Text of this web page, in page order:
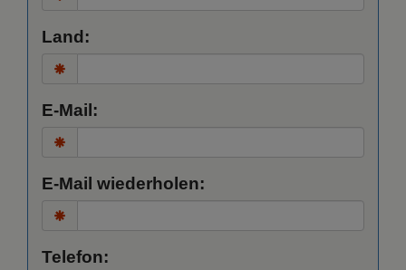
Land:
E-Mail:
E-Mail wiederholen:
Telefon: